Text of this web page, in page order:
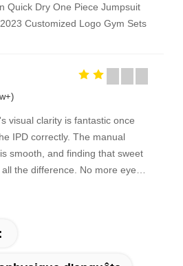
Quick Dry One Piece Jumpsuit
Customized Logo Gym Sets
visual clarity is fantastic once
IPD correctly. The manual
smooth, and finding that sweet
the difference. No more eye
you dial in the IPD correctly.